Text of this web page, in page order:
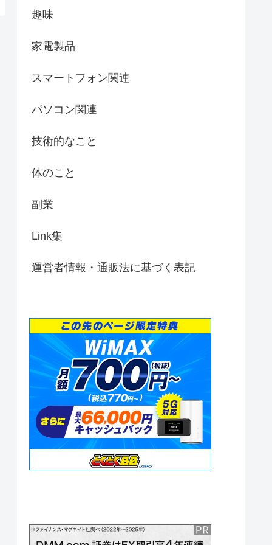
趣味
家電製品
スマートフォン関連
パソコン関連
技術的なこと
体のこと
副業
Link集
運営者情報・通販法に基づく表記